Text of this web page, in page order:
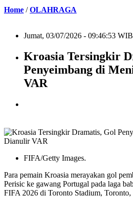
Home /OLAHRAGA
Jumat, 03/07/2026 - 09:46:53
Kroasia Tersingkir
Penyeimbang di
VAR
FIFA/Getty Images.
Para pemain Kroasia merayakan gol
Perisic ke gawang Portugal pada laga
FIFA 2026 di Toronto Stadium, Toronto,